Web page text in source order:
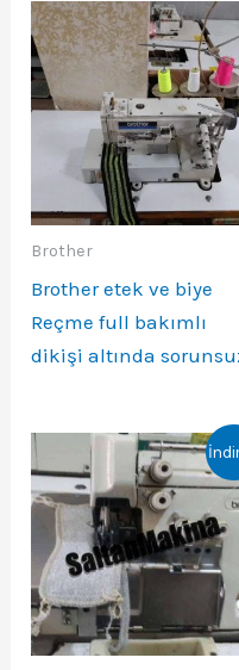
Brother
Brother etek ve biye
Reçme full bakımlı
dikişi altında